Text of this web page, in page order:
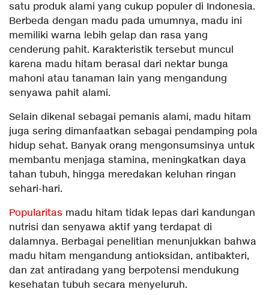
satu produk alami yang cukup populer di Indonesia.
Berbeda dengan madu pada umumnya, madu ini
memiliki warna lebih gelap dan rasa yang
cenderung pahit. Karakteristik tersebut muncul
karena madu hitam berasal dari nektar bunga
mahoni atau tanaman lain yang mengandung
senyawa pahit alami.
Selain dikenal sebagai pemanis alami, madu hitam
juga sering dimanfaatkan sebagai pendamping pola
hidup sehat. Banyak orang mengonsumsinya untuk
membantu menjaga stamina, meningkatkan daya
tahan tubuh, hingga meredakan keluhan ringan
sehari-hari.
Popularitas madu hitam tidak lepas dari kandungan
nutrisi dan senyawa aktif yang terdapat di
dalamnya. Berbagai penelitian menunjukkan bahwa
madu hitam mengandung antioksidan, antibakteri,
dan zat antiradang yang berpotensi mendukung
kesehatan tubuh secara menyeluruh.